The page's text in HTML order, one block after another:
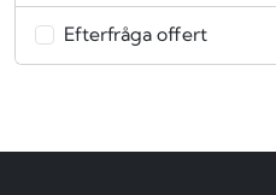
Efterfråga offert